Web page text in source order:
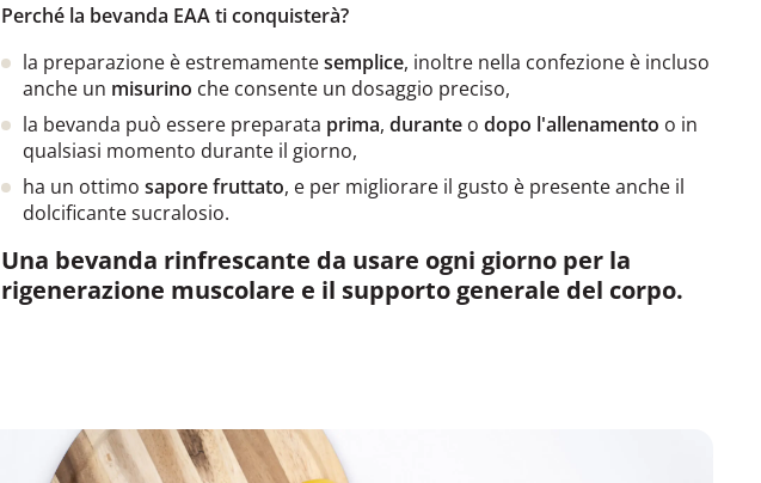
Perché la bevanda EAA ti conquisterà?
la preparazione è estremamentesemplice, inoltre nella confezione è incluso
anche un misurino che consente un dosaggio preciso,
la bevanda può essere preparata prima, durante o dopo l'allenamento o in
qualsiasi momento durante il giorno,
ha un ottimo sapore fruttato, e per migliorare il gusto è presente anche il
dolcificante sucralosio.
Una bevanda rinfrescante da usare ogni giorno per la
rigenerazione muscolare e il supporto generale del corpo.